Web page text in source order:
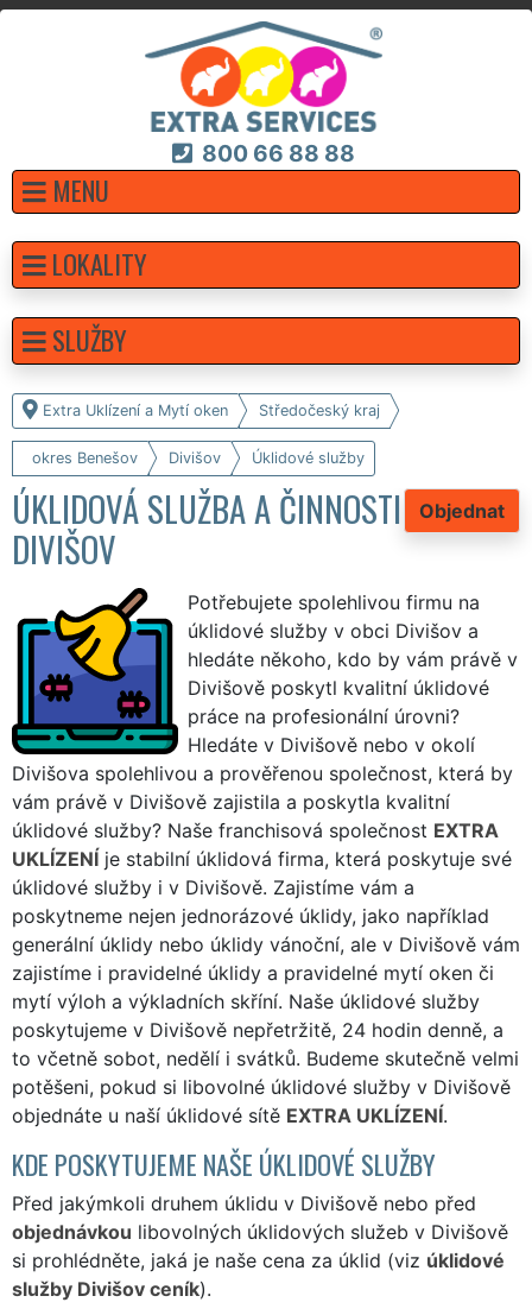
800 66 88 88
MENU
Extra Uklízení a Mytí oken Středočeský kraj
okres Benešov Divišov Úklidové služby
Objednat
ÚKLIDOVÁ SLUŽBA A ČINNOSTI
DIVIŠOV
Potřebujete spolehlivou firmu na
úklidové služby v obci Divišov a
hledáte někoho, kdo by vám právě v
Divišově poskytl kvalitní úklidové
práce na profesionální úrovni?
Hledáte v Divišově nebo v okolí
Divišova spolehlivou a prověřenou společnost, která by
vám právě v Divišově zajistila a poskytla kvalitní
úklidové služby? Naše franchisová společnost EXTRA
UKLÍZENÍ je stabilní úklidová firma, která poskytuje své
úklidové služby i v Divišově. Zajistíme vám a
poskytneme nejen jednorázové úklidy, jako například
generální úklidy nebo úklidy vánoční, ale v Divišově vám
zajistíme i pravidelné úklidy a pravidelné mytí oken či
mytí výloh a výkladních skříní. Naše úklidové služby
poskytujeme v Divišově nepřetržitě, 24 hodin denně, a
to včetně sobot, nedělí i svátků. Budeme skutečně velmi
potěšeni, pokud si libovolné úklidové služby v Divišově
objednáte u naší úklidové sítě EXTRA UKLÍZENÍ.
KDE POSKYTUJEME NAŠE ÚKLIDOVÉ SLUŽBY
Před jakýmkoli druhem úklidu v Divišově nebo před
objednávkou libovolných úklidových služeb v Divišově
si prohlédněte, jaká je naše cena za úklid (viz úklidové
služby Divišov ceník).
LOKALITY
SLUŽBY